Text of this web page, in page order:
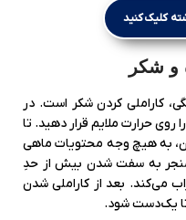
کلیک کنید
و شکر
کاراملی کردن شکر است. در
حرارت ملایم قرار دهید. تا
به هیچ وجه محتویات ماهی
منجر به سفت شدن بیش از حدِ
می‌کند. بعد از کاراملی شدن
تا یک‌دست شود.